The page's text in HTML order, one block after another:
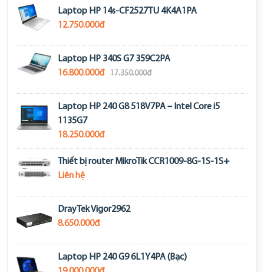
Laptop HP 14s-CF2527TU 4K4A1PA
12.750.000đ
Laptop HP 340S G7 359C2PA
16.800.000đ
17.350.000đ
Laptop HP 240 G8 518V7PA – Intel Core i5
1135G7
18.250.000đ
Thiết bị router MikroTik CCR1009-8G-1S-1S+
Liên hệ
DrayTek Vigor2962
8.650.000đ
Laptop HP 240 G9 6L1Y4PA (Bạc)